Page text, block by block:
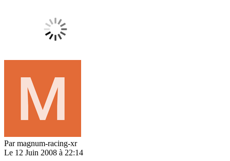
Parmagnum-racing-xr
Le 12 Juin 2008 à 22:14